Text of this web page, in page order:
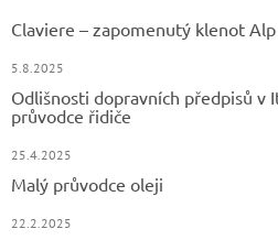
Claviere – zapomenutý klenot
5.8.2025
Odlišnosti dopravních předpisů v
průvodce řidiče
25.4.2025
Malý průvodce oleji
22.2.2025